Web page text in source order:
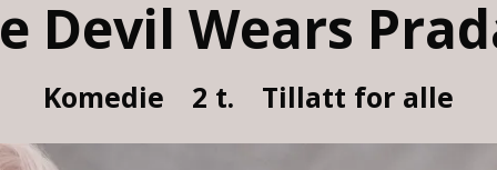
Devil Wears
Komedie 2 t. Tillatt for alle